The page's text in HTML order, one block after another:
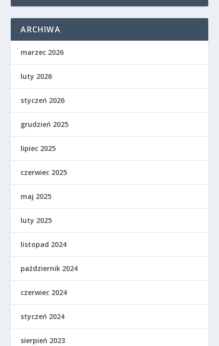
ARCHIWA
marzec 2026
luty 2026
styczeń 2026
grudzień 2025
lipiec 2025
czerwiec 2025
maj 2025
luty 2025
listopad 2024
październik 2024
czerwiec 2024
styczeń 2024
sierpień 2023